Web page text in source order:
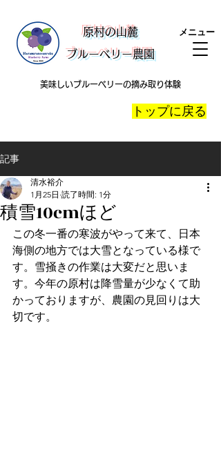
​原村の山麓
ブルーベリー農園
メニュー
美味しいブルーベリーの摘み取り体験
​トップに戻る
記事
積雪10cmほど
清水裕介
1月25日 読了時間: 1分
この冬一番の寒波がやって来て、日本
海側の地方では大雪となっている様で
す。雪掻きの作業は大変だと思いま
す。今年の原村は降雪量が少なくて助
かっておりますが、農園の見回りは大
切です。